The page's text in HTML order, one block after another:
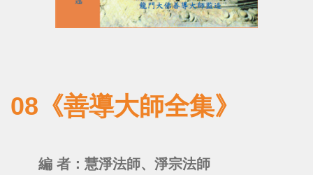
08《善導大師全集》
編 者：慧淨法師、淨宗法師